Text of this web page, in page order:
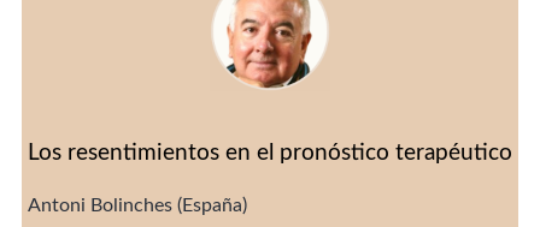
Los resentimientos en el pronóstico terapéutico
Antoni Bolinches (España)